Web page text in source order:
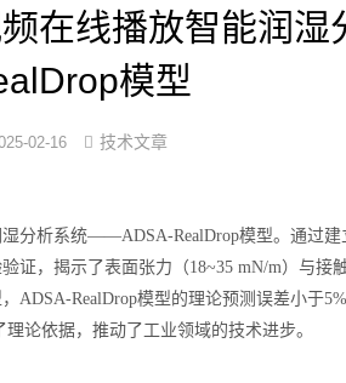
在线播放智能润湿
模型
02-16 技术文章
分析系统——ADSA-RealDrop模型。通过
，揭示了表面张力（18~35 mN/m）与接
ADSA-RealDrop模型的理论预测误差小于
论依据，推动了工业领域的技术进步。